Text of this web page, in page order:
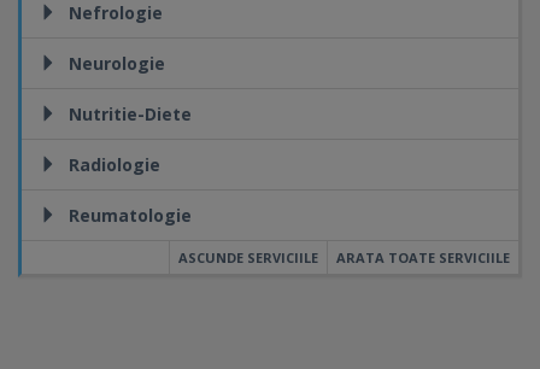
Nefrologie
Neurologie
Nutritie-Diete
Radiologie
Reumatologie
ARATA TOATE SERVICIILE
ASCUNDE SERVICIILE